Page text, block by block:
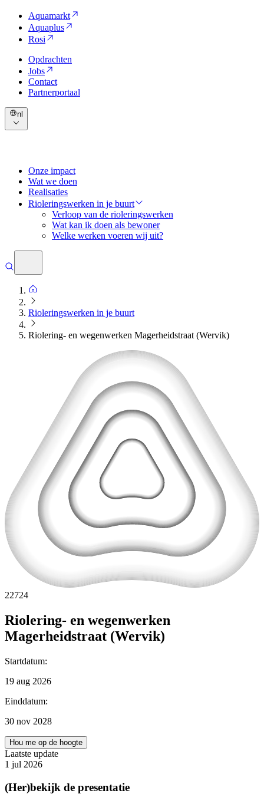
Aquamarkt
Aquaplus
Rosi
Opdrachten
Jobs
Contact
Partnerportaal
nl
Onze impact
Wat we doen
Realisaties
Rioleringswerken in je buurt
Verloop van de rioleringswerken
Wat kan ik doen als bewoner
Welke werken voeren wij uit?
Rioleringswerken in je buurt
Riolering- en wegenwerken Magerheidstraat (Wervik)
22724
Riolering- en wegenwerken
Magerheidstraat (Wervik)
Startdatum:
19 aug 2026
Einddatum:
30 nov 2028
Hou me op de hoogte
Laatste update
1 jul 2026
(Her)bekijk de presentatie